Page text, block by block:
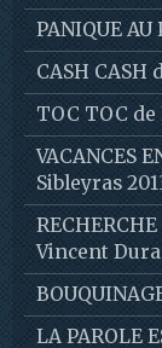
PANIQUE
CASH CASH
TOC TOC
VACANCES
Sibleyras
Vincent
LA PAROLE